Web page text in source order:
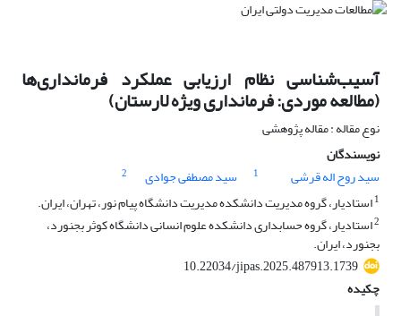
آسیب‌شناسی نظام ارزیابی عملکرد فرمانداری‌ها
(مطالعه موردی: فرمانداری ویژه لارستان)
نوع مقاله : مقاله پژوهشی
نویسندگان
سید روح اله قرشی
1 سید مصطفی جوادی
2
1استادیار، گروه مدیریت دانشکده مدیریت دانشگاه پیام نور، تهران، ایران.
2استادیار، گروه حسابداری دانشکده علوم انسانی دانشگاه کوثر بجنورد،
بجنورد، ایران.
10.22034/jipas.2025.487913.1739
چکیده